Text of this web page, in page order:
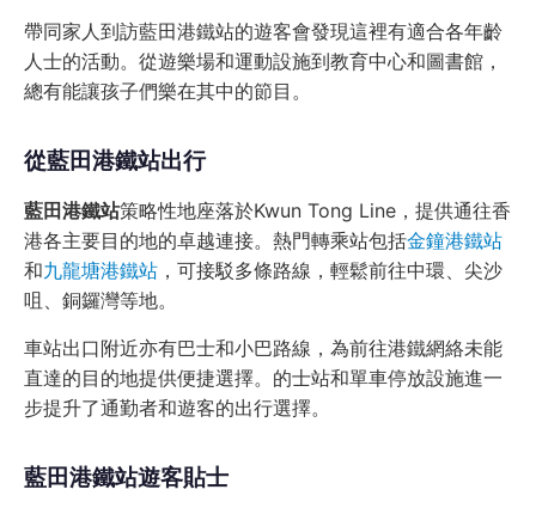
帶同家人到訪藍田港鐵站的遊客會發現這裡有適合各年齡
人士的活動。從遊樂場和運動設施到教育中心和圖書館，
總有能讓孩子們樂在其中的節目。
從藍田港鐵站出行
藍田港鐵站策略性地座落於Kwun Tong Line，提供通往香
港各主要目的地的卓越連接。熱門轉乘站包括金鐘港鐵站
和九龍塘港鐵站 ，可接駁多條路線，輕鬆前往中環、尖沙
咀、銅鑼灣等地。
車站出口附近亦有巴士和小巴路線，為前往港鐵網絡未能
直達的目的地提供便捷選擇。的士站和單車停放設施進一
步提升了通勤者和遊客的出行選擇。
藍田港鐵站遊客貼士